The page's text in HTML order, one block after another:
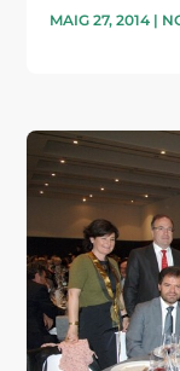
MAIG 27, 2014 |